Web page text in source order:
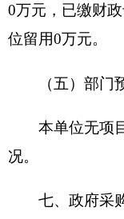
括事业收入、经营
年末结转和结
延迟到以后年度按
括财政拨款结转和结